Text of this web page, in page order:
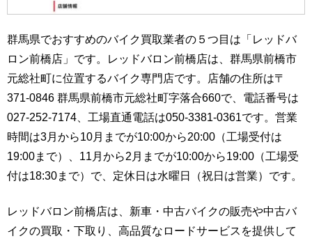
群馬県でおすすめのバイク買取業者の５つ目は「レッドバ
ロン前橋店」です。レッドバロン前橋店は、群馬県前橋市
元総社町に位置するバイク専門店です。店舗の住所は〒
371-0846 群馬県前橋市元総社町字落合660で、電話番号は
027-252-7174、工場直通電話は050-3381-0361です。営業
時間は3月から10月までが10:00から20:00（工場受付は
19:00まで）、11月から2月までが10:00から19:00（工場受
付は18:30まで）で、定休日は水曜日（祝日は営業）です。
レッドバロン前橋店は、新車・中古バイクの販売や中古バ
イクの買取・下取り、高品質なロードサービスを提供して